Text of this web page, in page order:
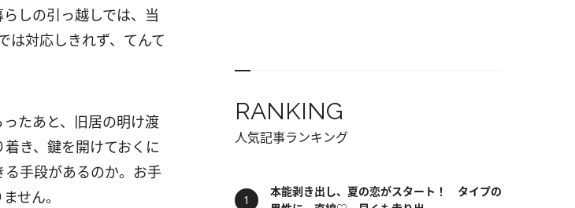
しの引っ越しでは、当
は対応しきれず、てんて
たあと、旧居の明け渡
き、鍵を開けておくに
手段があるのか。お手
せん。
RANKING
人気記事ランキング
本能剥き出し、夏の恋がスタート！ タイプの